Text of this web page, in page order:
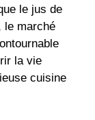
le jus de
le marché
la vie
cuisine